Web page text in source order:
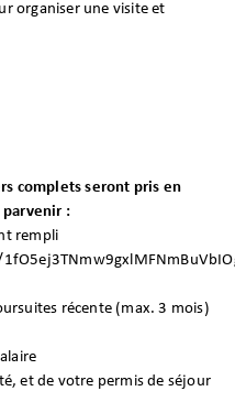
organiser une visite et
complets seront pris en
:
rempli
récente (max. 3 mois)
et de votre permis de séjour